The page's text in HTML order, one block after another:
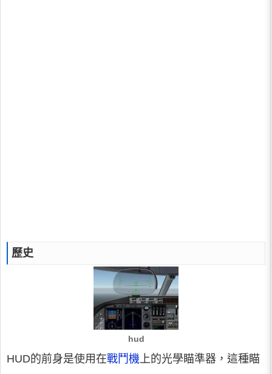
歷史
hud
HUD的前身是使用在戰鬥機上的光學瞄準器，這種瞄